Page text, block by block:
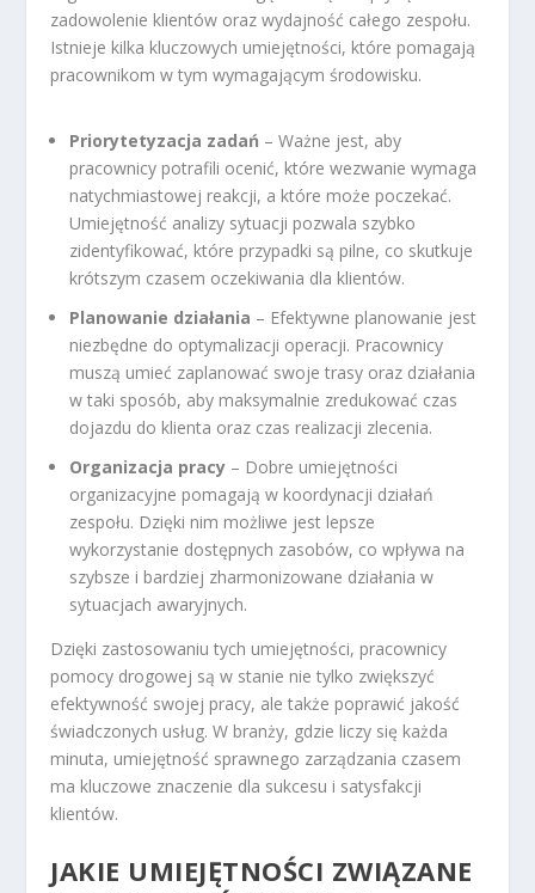
zadowolenie klientów oraz wydajność całego zespołu.
Istnieje kilka kluczowych umiejętności, które pomagają
pracownikom w tym wymagającym środowisku.
Priorytetyzacja zadań – Ważne jest, aby
pracownicy potrafili ocenić, które wezwanie wymaga
natychmiastowej reakcji, a które może poczekać.
Umiejętność analizy sytuacji pozwala szybko
zidentyfikować, które przypadki są pilne, co skutkuje
krótszym czasem oczekiwania dla klientów.
Planowanie działania – Efektywne planowanie jest
niezbędne do optymalizacji operacji. Pracownicy
muszą umieć zaplanować swoje trasy oraz działania
w taki sposób, aby maksymalnie zredukować czas
dojazdu do klienta oraz czas realizacji zlecenia.
Organizacja pracy – Dobre umiejętności
organizacyjne pomagają w koordynacji działań
zespołu. Dzięki nim możliwe jest lepsze
wykorzystanie dostępnych zasobów, co wpływa na
szybsze i bardziej zharmonizowane działania w
sytuacjach awaryjnych.
Dzięki zastosowaniu tych umiejętności, pracownicy
pomocy drogowej są w stanie nie tylko zwiększyć
efektywność swojej pracy, ale także poprawić jakość
świadczonych usług. W branży, gdzie liczy się każda
minuta, umiejętność sprawnego zarządzania czasem
ma kluczowe znaczenie dla sukcesu i satysfakcji
klientów.
JAKIE UMIEJĘTNOŚCI ZWIĄZANE